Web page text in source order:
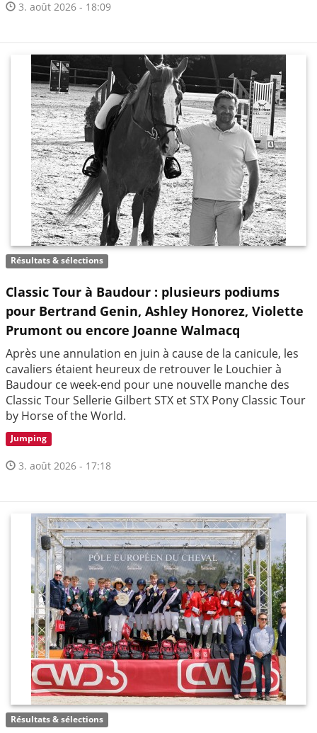
3. août 2026 - 18:09
Résultats & sélections
Classic Tour à Baudour : plusieurs podiums
pour Bertrand Genin, Ashley Honorez, Violette
Prumont ou encore Joanne Walmacq
Après une annulation en juin à cause de la canicule, les
cavaliers étaient heureux de retrouver le Louchier à
Baudour ce week-end pour une nouvelle manche des
Classic Tour Sellerie Gilbert STX et STX Pony Classic Tour
by Horse of the World.
Jumping
3. août 2026 - 17:18
Résultats & sélections